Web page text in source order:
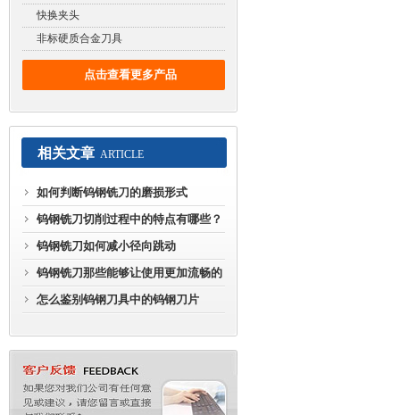
快换夹头
非标硬质合金刀具
点击查看更多产品
相关文章 ARTICLE
如何判断钨钢铣刀的磨损形式
钨钢铣刀切削过程中的特点有哪些？
钨钢铣刀如何减小径向跳动
钨钢铣刀那些能够让使用更加流畅的
操作
怎么鉴别钨钢刀具中的钨钢刀片